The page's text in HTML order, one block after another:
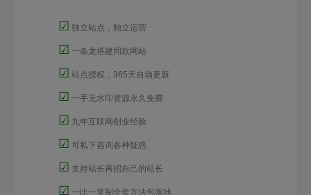
☑ 独立站点，独立运营
☑ 一条龙搭建同款网站
☑ 站点授权，365天自动更新
☑ 一手无水印资源永久免费
☑ 九年互联网创业经验
☑ 可私下咨询各种疑惑
☑ 支持站长再招自己的站长
☑ 一比一复制全套方法包落地